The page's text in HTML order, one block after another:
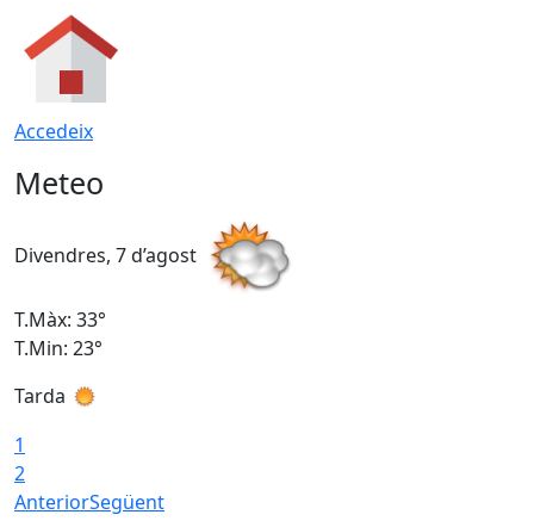
Accedeix
Meteo
Divendres, 7 d’agost
T.Màx: 33°
T.Min: 23°
Tarda
1
2
AnteriorSegüent